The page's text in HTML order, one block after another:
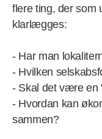
flere ting, der som
klarlægges:
- Har man
- Hvilken
- Skal det være en
- Hvordan kan
sammen?